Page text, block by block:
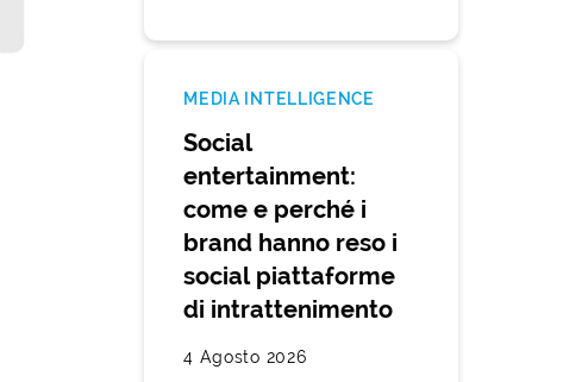
MEDIA INTELLIGENCE
Social
entertainment:
come e perché i
brand hanno reso i
social piattaforme
di intrattenimento
4 Agosto 2026